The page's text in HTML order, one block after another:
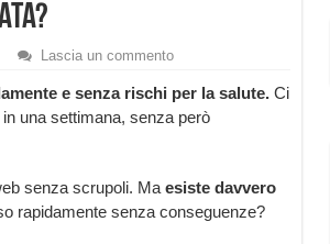
Lascia un commento
e senza rischi per la salute. Ci
una settimana, senza però
senza scrupoli. Ma esiste davvero
rapidamente senza conseguenze?